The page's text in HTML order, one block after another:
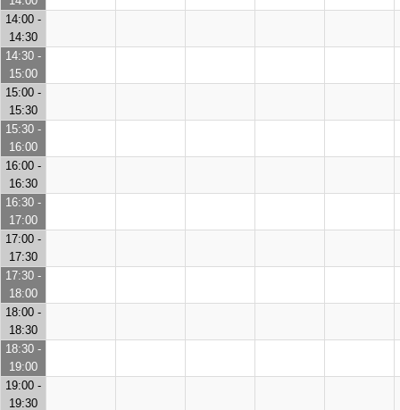
14:00 -
14:30
14:30 -
15:00
15:00 -
15:30
15:30 -
16:00
16:00 -
16:30
16:30 -
17:00
17:00 -
17:30
17:30 -
18:00
18:00 -
18:30
18:30 -
19:00
19:00 -
19:30